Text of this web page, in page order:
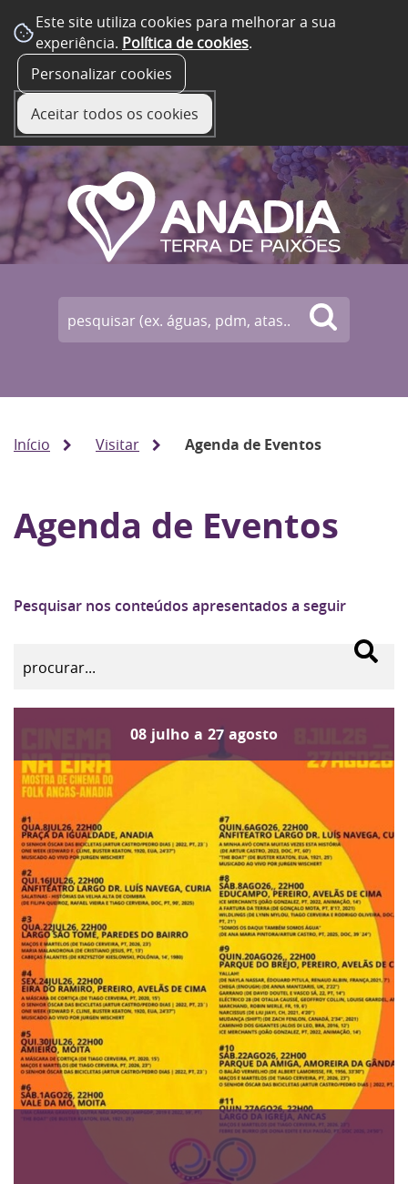
Este site utiliza cookies para melhorar a sua
experiência. Política de cookies.
Personalizar cookies
Aceitar todos os cookies
Início Visitar Agenda de Eventos
Agenda de Eventos
Pesquisar nos conteúdos apresentados a seguir
08 julho a 27 agosto